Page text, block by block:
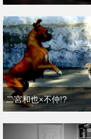
二宮和也×不仲!?